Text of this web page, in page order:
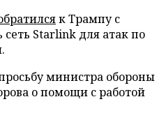
к Трампу с
сеть Starlink для атак по
министра обороны
о помощи с работой